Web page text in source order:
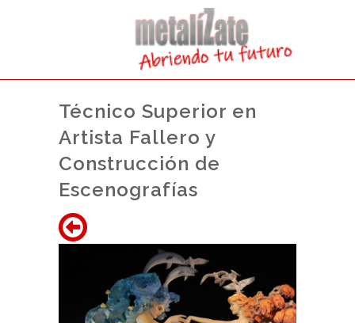
Técnico Superior en
Artista Fallero y
Construcción de
Escenografías